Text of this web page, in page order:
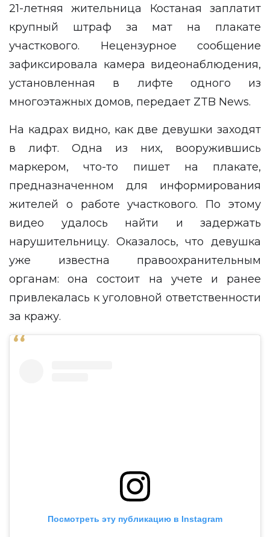
21-летняя жительница Костаная заплатит
крупный штраф за мат на плакате
участкового. Нецензурное сообщение
зафиксировала камера видеонаблюдения,
установленная в лифте одного из
многоэтажных домов, передает ZTB News.
На кадрах видно, как две девушки заходят
в лифт. Одна из них, вооружившись
маркером, что-то пишет на плакате,
предназначенном для информирования
жителей о работе участкового. По этому
видео удалось найти и задержать
нарушительницу. Оказалось, что девушка
уже известна правоохранительным
органам: она состоит на учете и ранее
привлекалась к уголовной ответственности
за кражу.
Посмотреть эту публикацию в Instagram